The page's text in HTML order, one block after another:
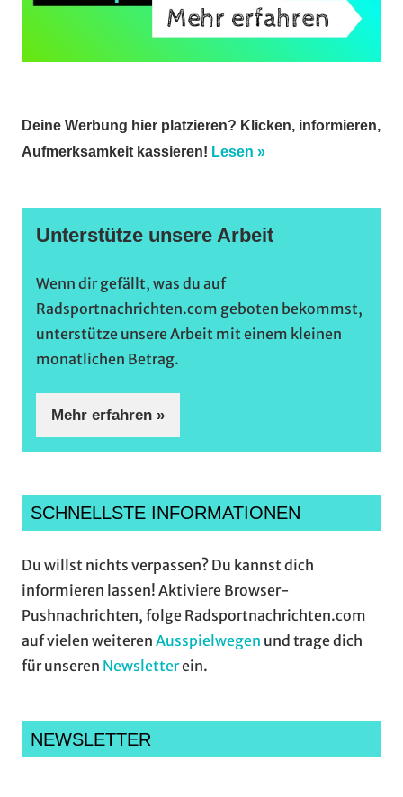
Deine Werbung hier platzieren? Klicken, informieren,
Aufmerksamkeit kassieren! Lesen »
Unterstütze unsere Arbeit
Wenn dir gefällt, was du auf
Radsportnachrichten.com geboten bekommst,
unterstütze unsere Arbeit mit einem kleinen
monatlichen Betrag.
Mehr erfahren »
SCHNELLSTE INFORMATIONEN
Du willst nichts verpassen? Du kannst dich
informieren lassen! Aktiviere Browser-
Pushnachrichten, folge Radsportnachrichten.com
auf vielen weiteren Ausspielwegen und trage dich
für unseren Newsletterein.
NEWSLETTER